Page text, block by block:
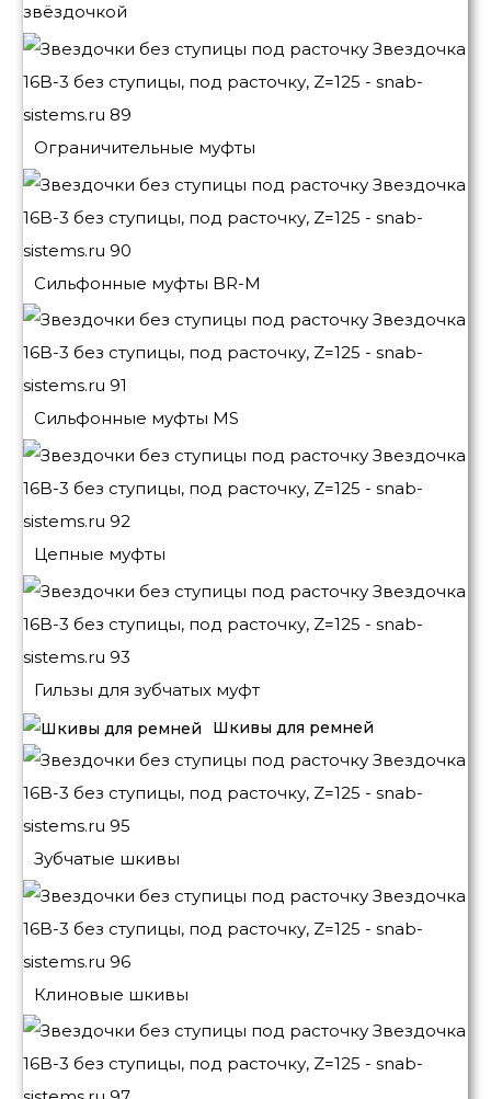
звёздочкой
Ограничительные муфты
Сильфонные муфты BR-M
Сильфонные муфты MS
Цепные муфты
Гильзы для зубчатых муфт
Шкивы для ремней
Зубчатые шкивы
Клиновые шкивы